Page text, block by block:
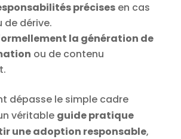
précisesen cas
de dérive.
la génération de
ou de contenu
dépasse le simple cadre
véritable guide pratique
une adoption responsable,